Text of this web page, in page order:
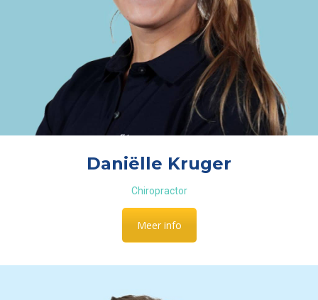
Daniëlle Kruger
Chiropractor
Meer info